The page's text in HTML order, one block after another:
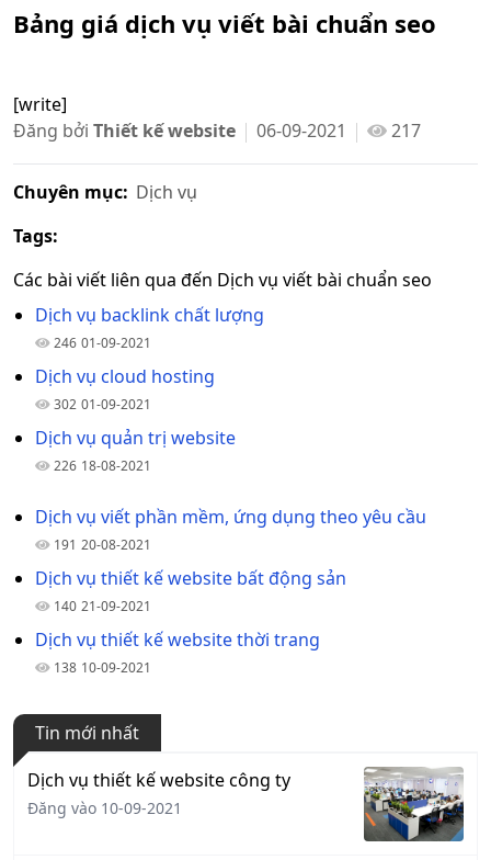
Bảng giá dịch vụ viết bài chuẩn seo
[write]
Đăng bởi Thiết kế website 06-09-2021 217
Chuyên mục: Dịch vụ
Tags:
Các bài viết liên qua đến Dịch vụ viết bài chuẩn seo
Dịch vụ backlink chất lượng
246 01-09-2021
Dịch vụ cloud hosting
302 01-09-2021
Dịch vụ quản trị website
226 18-08-2021
Dịch vụ viết phần mềm, ứng dụng theo yêu cầu
191 20-08-2021
Dịch vụ thiết kế website bất động sản
140 21-09-2021
Dịch vụ thiết kế website thời trang
138 10-09-2021
Tin mới nhất
Dịch vụ thiết kế website công ty
Đăng vào 10-09-2021